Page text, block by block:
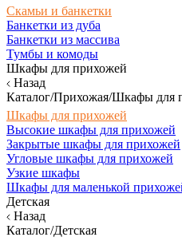
Скамьи и банкетки
Банкетки из дуба
Банкетки из массива
Тумбы и комоды
Шкафы для прихожей
Назад
Каталог/Прихожая/Шкафы для
Шкафы для прихожей
Высокие шкафы для прихожей
Закрытые шкафы для прихожей
Угловые шкафы для прихожей
Узкие шкафы
Шкафы для маленькой
Детская
Назад
Каталог/Детская